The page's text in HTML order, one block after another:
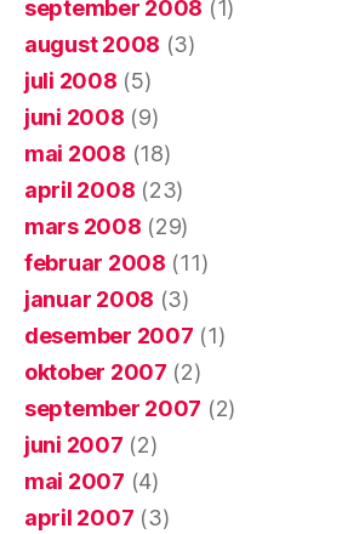
september 2008 (1)
august 2008 (3)
juli 2008 (5)
juni 2008 (9)
mai 2008 (18)
april 2008 (23)
mars 2008 (29)
februar 2008 (11)
januar 2008 (3)
desember 2007 (1)
oktober 2007 (2)
september 2007 (2)
juni 2007 (2)
mai 2007 (4)
april 2007 (3)